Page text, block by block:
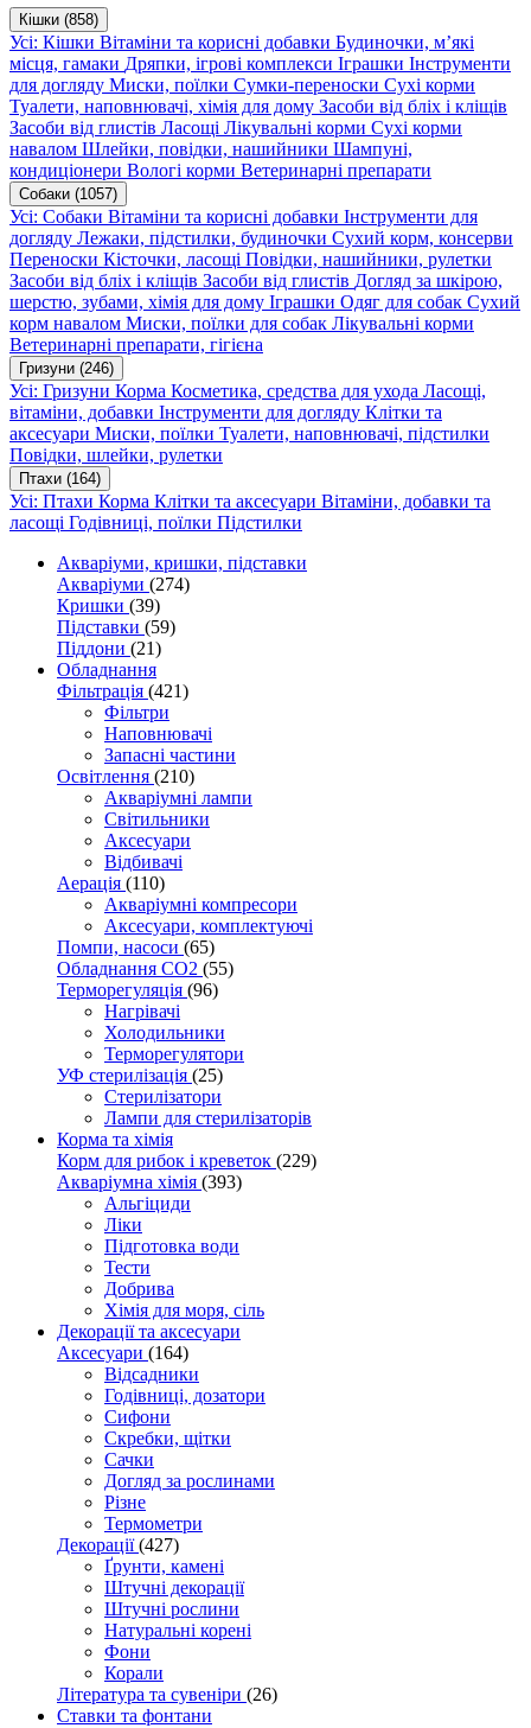
Кішки (858)
Усі: Кішки Вітаміни та корисні добавки Будиночки, м’які
місця, гамаки Дряпки, ігрові комплекси Іграшки Інструменти
для догляду Миски, поїлки Сумки-переноски Сухі корми
Туалети, наповнювачі, хімія для дому Засоби від бліх і кліщів
Засоби від глистів Ласощі Лікувальні корми Сухі корми
навалом Шлейки, повідки, нашийники Шампуні,
кондиціонери Вологі корми Ветеринарні препарати
Собаки (1057)
Усі: Собаки Вітаміни та корисні добавки Інструменти для
догляду Лежаки, підстилки, будиночки Сухий корм, консерви
Переноски Кісточки, ласощі Повідки, нашийники, рулетки
Засоби від бліх і кліщів Засоби від глистів Догляд за шкірою,
шерстю, зубами, хімія для дому Іграшки Одяг для собак Сухий
корм навалом Миски, поїлки для собак Лікувальні корми
Ветеринарні препарати, гігієна
Гризуни (246)
Усі: Гризуни Корма Косметика, средства для ухода Ласощі,
вітаміни, добавки Інструменти для догляду Клітки та
аксесуари Миски, поїлки Туалети, наповнювачі, підстилки
Повідки, шлейки, рулетки
Птахи (164)
Усі: Птахи Корма Клітки та аксесуари Вітаміни, добавки та
ласощі Годівниці, поїлки Підстилки
Акваріуми, кришки, підставки
Акваріуми (274)
Кришки (39)
Підставки (59)
Піддони (21)
Обладнання
Фільтрація (421)
Фільтри
Наповнювачі
Запасні частини
Освітлення (210)
Акваріумні лампи
Світильники
Аксесуари
Відбивачі
Аерація (110)
Акваріумні компресори
Аксесуари, комплектуючі
Помпи, насоси (65)
Обладнання CO2 (55)
Терморегуляція (96)
Нагрівачі
Холодильники
Терморегулятори
УФ стерилізація (25)
Стерилізатори
Лампи для стерилізаторів
Корма та хімія
Корм для рибок і креветок (229)
Акваріумна хімія (393)
Альгіциди
Ліки
Підготовка води
Тести
Добрива
Хімія для моря, сіль
Декорації та аксесуари
Аксесуари (164)
Відсадники
Годівниці, дозатори
Сифони
Скребки, щітки
Сачки
Догляд за рослинами
Різне
Термометри
Декорації(427)
Ґрунти, камені
Штучні декорації
Штучні рослини
Натуральні корені
Фони
Корали
Література та сувеніри (26)
Ставки та фонтани